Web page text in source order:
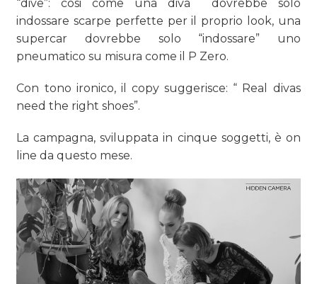
PREVISIONI/SCENARI
CASE HISTORY
OPINIONI
“dive”: cosi come una diva dovrebbe solo
indossare scarpe perfette per il proprio look, una
supercar dovrebbe solo “indossare” uno
pneumatico su misura come il P Zero.
Con tono ironico, il copy suggerisce: “ Real divas
need the right shoes”.
La campagna, sviluppata in cinque soggetti, è on
line da questo mese.